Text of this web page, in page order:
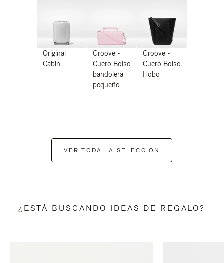
Original
Cabin
Groove -
Cuero Bolso
bandolera
pequeño
Groove -
Cuero Bolso
Hobo
VER TODA LA SELECCIÓN
¿ESTÁ BUSCANDO IDEAS DE REGALO?